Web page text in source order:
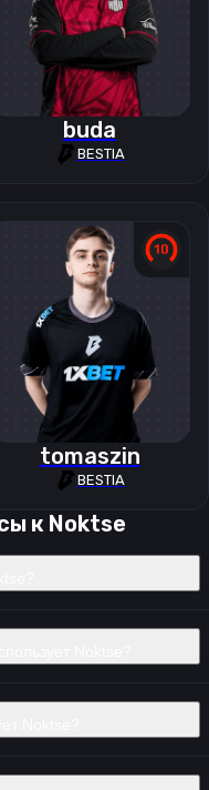
buda
BESTIA
tomaszin
BESTIA
к Noktse